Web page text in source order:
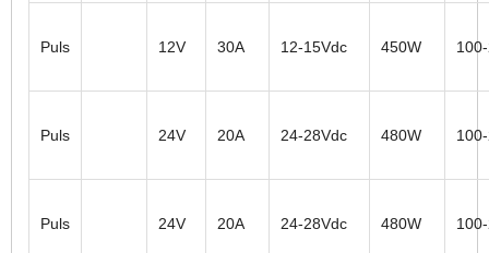
Puls 12V 30A 12-15Vdc 450W
Puls 24V 20A 24-28Vdc 480W
Puls 24V 20A 24-28Vdc 480W